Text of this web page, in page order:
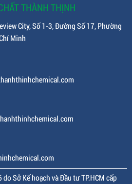
THÀNH THỊNH
City, Số 1-3, Đường Số 17, Phường
Minh
Sở Kế hoạch và Đầu tư TP.HCM cấp